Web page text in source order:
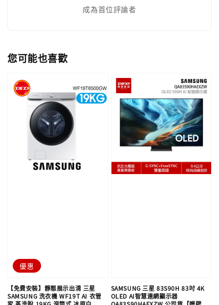
成為首位評論者
您可能也喜歡
優惠
【免費安裝】靜態展示出清 三星
SAMSUNG 洗衣機 WF19T AI 衣管
SAMSUNG 三星 83S90H 83吋 4K
OLED AI智慧連網顯示器